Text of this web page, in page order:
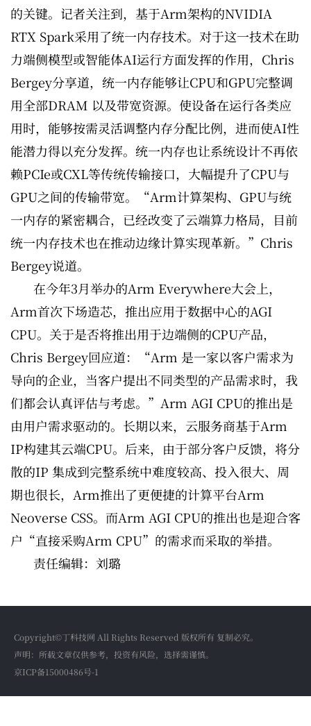
的关键。记者关注到，基于Arm架构的NVIDIA
RTX Spark采用了统一内存技术。对于这一技术在助
力端侧模型或智能体AI运行方面发挥的作用，Chris
Bergey分享道，统一内存能够让CPU和GPU完整调
用全部DRAM 以及带宽资源。使设备在运行各类应
用时，能够按需灵活调整内存分配比例，进而使AI性
能潜力得以充分发挥。统一内存也让系统设计不再依
赖PCIe或CXL等传统传输接口，大幅提升了CPU与
GPU之间的传输带宽。“Arm计算架构、GPU与统
一内存的紧密耦合，已经改变了云端算力格局，目前
统一内存技术也在推动边缘计算实现革新。”Chris
Bergey说道。
在今年3月举办的Arm Everywhere大会上，
Arm首次下场造芯，推出应用于数据中心的AGI
CPU。关于是否将推出用于边端侧的CPU产品，
Chris Bergey回应道：“Arm 是一家以客户需求为
导向的企业，当客户提出不同类型的产品需求时，我
们都会认真评估与考虑。”Arm AGI CPU的推出是
由用户需求驱动的。长期以来，云服务商基于Arm
IP构建其云端CPU。后来，由于部分客户反馈，将分
散的IP 集成到完整系统中难度较高、投入很大、周
期也很长，Arm推出了更便捷的计算平台Arm
Neoverse CSS。而Arm AGI CPU的推出也是迎合客
户“直接采购Arm CPU”的需求而采取的举措。
责任编辑：刘璐
Copyright©丁科技网 All Rights Reserved 版权所有 复制必究。
声明：所载文章仅供参考，投资有风险，选择需谨慎。
京ICP备15000486号-1